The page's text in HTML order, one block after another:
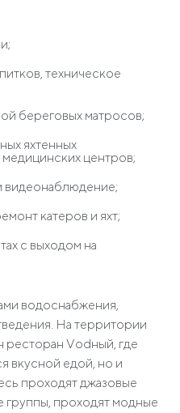
техническое
береговых матросов;
яхтенных
центров;
видеонаблюдение;
катеров и яхт;
с выходом на
водоснабжения,
На территории
ресторан Vоdный, где
вкусной едой, но и
проходят джазовые
группы, проходят модные